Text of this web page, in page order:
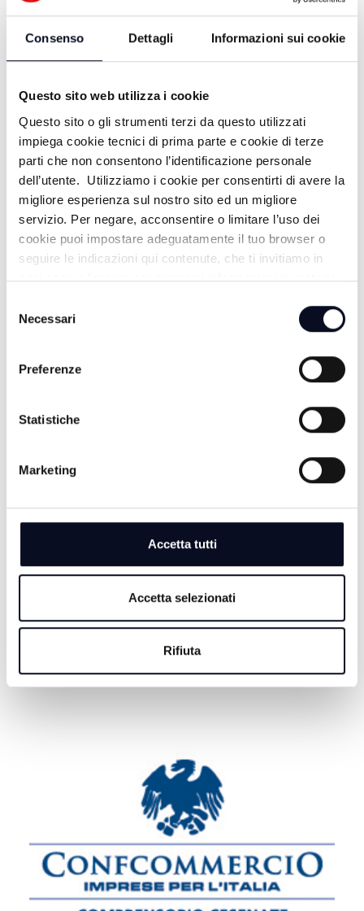
Consenso Dettagli Informazioni sui cookie
Questo sito web utilizza i cookie
Questo sito o gli strumenti terzi da questo utilizzati
impiega cookie tecnici di prima parte e cookie di terze
parti che non consentono l’identificazione personale
dell’utente. Utilizziamo i cookie per consentirti di avere la
migliore esperienza sul nostro sito ed un migliore
servizio. Per negare, acconsentire o limitare l’uso dei
cookie puoi impostare adeguatamente il tuo browser o
seguire le indicazioni qui contenute, che ti invitiamo in
ogni caso a leggere per maggiori informazioni in materia
delNecessari
Preferenze
Statistiche
Marketing
Accetta tutti
Accetta selezionati
Rifiuta
ALTRE NOTIZIE TUTTE LE NOTIZIE
CALCIO: Cesena, ecco Debenedetti, "Ho accettato
BASEBALL: Bologna e San Marino volano in
semifinale scudetto
CALCIO: Serie D, il Tropical Coriano sarà ancora nel